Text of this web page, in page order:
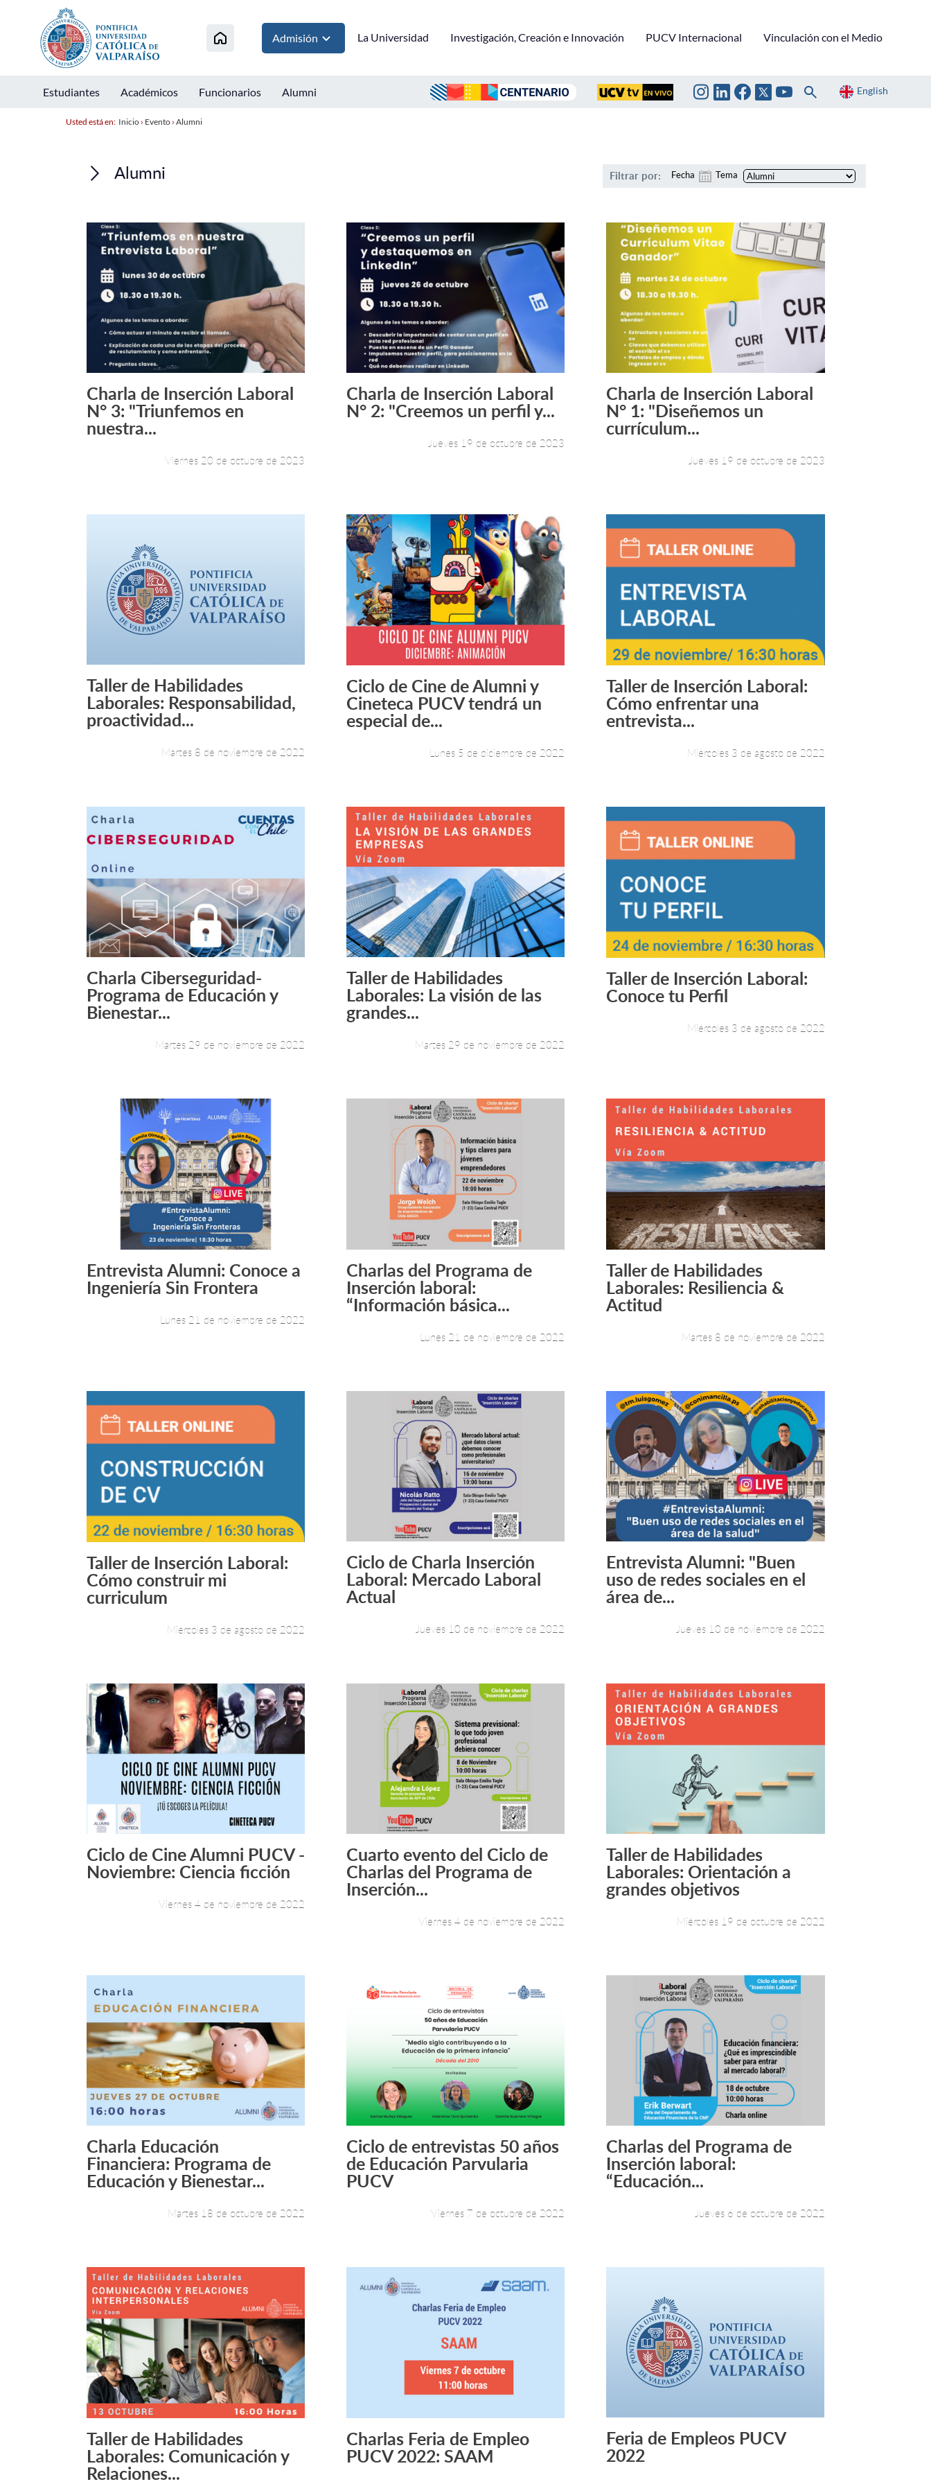
Admisión La Universidad Investigación, Creación e Innovación PUCV Internacional Vinculación con el Medio
Estudiantes Académicos Funcionarios Alumni English
Usted está en: Inicio› Evento› Alumni
Alumni Filtrar por: Fecha Tema
Leer más +
Charla de Inserción Laboral
N° 3: "Triunfemos en
nuestra...
Viernes 20 de octubre de 2023
Leer más +
Charla de Inserción Laboral
N° 2: "Creemos un perfil y...
Jueves 19 de octubre de 2023
Leer más +
Charla de Inserción Laboral
N° 1: "Diseñemos un
currículum...
Jueves 19 de octubre de 2023
Leer más +
Taller de Habilidades
Laborales: Responsabilidad,
proactividad...
Martes 8 de noviembre de 2022
Leer más +
Ciclo de Cine de Alumni y
Cineteca PUCV tendrá un
especial de...
Lunes 5 de diciembre de 2022
Leer más +
Taller de Inserción Laboral:
Cómo enfrentar una
entrevista...
Miércoles 3 de agosto de 2022
Leer más +
Charla Ciberseguridad-
Programa de Educación y
Bienestar...
Martes 29 de noviembre de 2022
Leer más +
Taller de Habilidades
Laborales: La visión de las
grandes...
Martes 29 de noviembre de 2022
Leer más +
Taller de Inserción Laboral:
Conoce tu Perfil
Miércoles 3 de agosto de 2022
Leer más +
Entrevista Alumni: Conoce a
Ingeniería Sin Frontera
Lunes 21 de noviembre de 2022
Leer más +
Charlas del Programa de
Inserción laboral:
“Información básica...
Lunes 21 de noviembre de 2022
Leer más +
Taller de Habilidades
Laborales: Resiliencia &
Actitud
Martes 8 de noviembre de 2022
Leer más +
Taller de Inserción Laboral:
Cómo construir mi
curriculum
Miércoles 3 de agosto de 2022
Leer más +
Ciclo de Charla Inserción
Laboral: Mercado Laboral
Actual
Jueves 10 de noviembre de 2022
Leer más +
Entrevista Alumni: "Buen
uso de redes sociales en el
área de...
Jueves 10 de noviembre de 2022
Leer más +
Ciclo de Cine Alumni PUCV -
Noviembre: Ciencia ficción
Viernes 4 de noviembre de 2022
Leer más +
Cuarto evento del Ciclo de
Charlas del Programa de
Inserción...
Viernes 4 de noviembre de 2022
Leer más +
Taller de Habilidades
Laborales: Orientación a
grandes objetivos
Miércoles 19 de octubre de 2022
Leer más +
Charla Educación
Financiera: Programa de
Educación y Bienestar...
Martes 18 de octubre de 2022
Leer más +
Ciclo de entrevistas 50 años
de Educación Parvularia
PUCV
Viernes 7 de octubre de 2022
Leer más +
Charlas del Programa de
Inserción laboral:
“Educación...
Jueves 6 de octubre de 2022
Leer más +
Taller de Habilidades
Laborales: Comunicación y
Relaciones...
Leer más +
Charlas Feria de Empleo
PUCV 2022: SAAM Leer más +
Feria de Empleos PUCV
2022